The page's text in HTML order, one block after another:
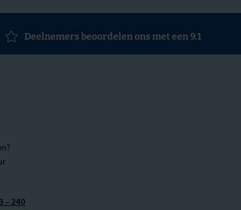
Deelnemers beoordelen ons met een 9.1
– 240